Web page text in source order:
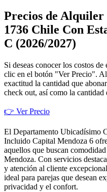
Precios de Alquiler
1736 Chile Con
C (2026/2027)
Si deseas conocer los costos
clic en el botón "Ver Precio".
exactitud la cantidad que
check out, así como la cantidad
👉 Ver Precio
El Departamento Ubicadísimo
Incluido Capital Mendoza 6
aquellos que buscan
Mendoza. Con servicios
y atención al cliente
ideal para parejas que desean
privacidad y el confort.